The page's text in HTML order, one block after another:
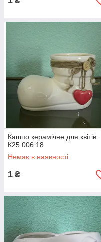
Кашпо керамічне для квітів
К25.006.18
Немає в наявності
1 ₴